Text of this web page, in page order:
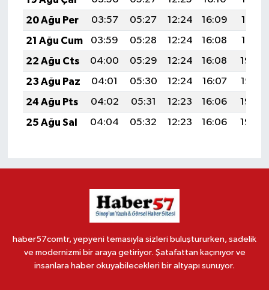
20 Ağu Per
03:57 05:27 12:24 16:09
19:12
21 Ağu Cum
03:59 05:28 12:24 16:08
19:10
22 Ağu Cts
04:00 05:29 12:24 16:08
19:09
23 Ağu Paz
04:01 05:30 12:24 16:07
19:07
24 Ağu Pts
04:02 05:31 12:23 16:06
19:06
25 Ağu Sal
04:04 05:32 12:23 16:06 19:05
haber57comtr, yepyeni temasıyla sizleri buluştururken, sadelik
ve modernizmi bir araya getiriyor. Şatafattan kaçınıyor ve
insanlara haber okuyabilecekleri bir altyapı sunuyor.